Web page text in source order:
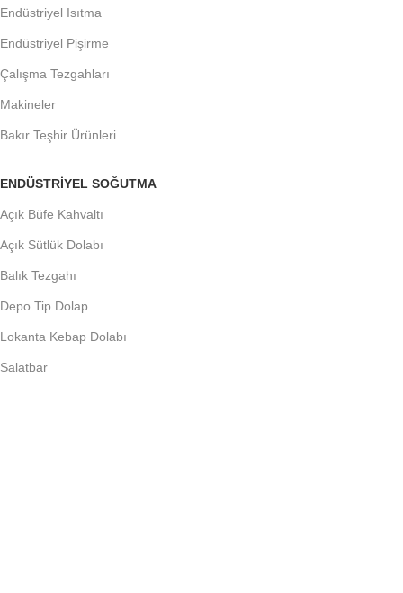
Endüstriyel Isıtma
Endüstriyel Pişirme
Çalışma Tezgahları
Makineler
Bakır Teşhir Ürünleri
ENDÜSTRIYEL SOĞUTMA
Açık Büfe Kahvaltı
Açık Sütlük Dolabı
Balık Tezgahı
Depo Tip Dolap
Lokanta Kebap Dolabı
Salatbar